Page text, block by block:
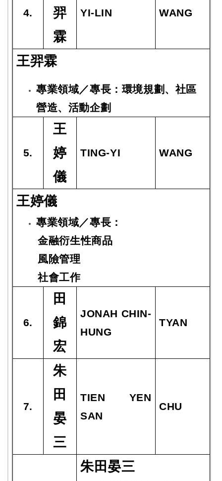
4.
羿
霖
YI-LIN WANG
王羿霖
專業領域／專長：環境規劃、社區
營造、活動企劃
5.
王
婷
儀
TING-YI WANG
王婷儀
專業領域／專長：
金融衍生性商品
風險管理
社會工作
6.
田
錦
宏
JONAH CHIN-
HUNG
TYAN
7.
朱
田
晏
三
TIEN YEN
SAN
CHU
朱田晏三